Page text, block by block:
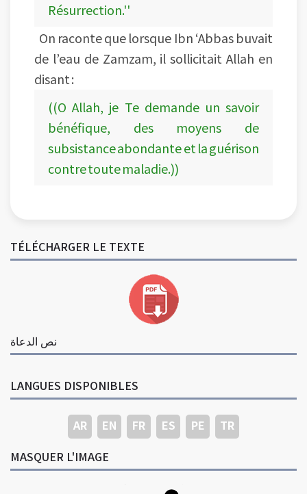
Résurrection.''
On raconte que lorsque Ibn ‘Abbas buvait
de l’eau de Zamzam, il sollicitait Allah en
disant :
((O Allah, je Te demande un savoir
bénéfique, des moyens de
subsistance abondante et la guérison
contre toute maladie.))
TÉLÉCHARGER LE TEXTE
نص الدعاة
LANGUES DISPONIBLES
AR EN FR ES PE
TR
MASQUER L'IMAGE